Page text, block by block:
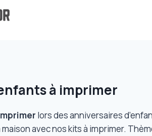
à imprimer
lors des anniversaires
avec nos kits à imprimer.